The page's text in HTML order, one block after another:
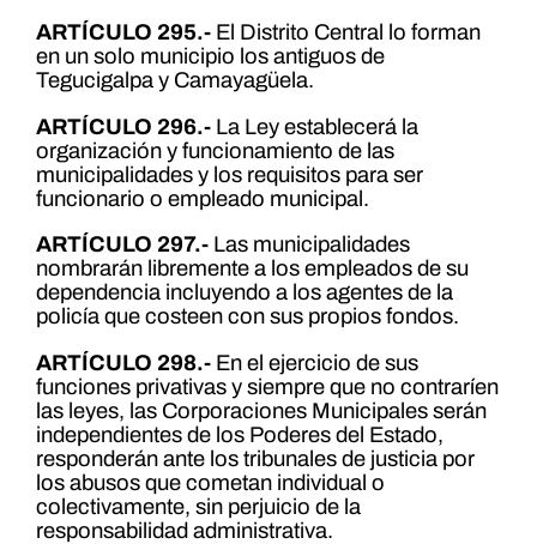
ARTÍCULO 295.-El Distrito Central lo forman
en un solo municipio los antiguos de
Tegucigalpa y Camayagüela.
ARTÍCULO 296.-La Ley establecerá la
organización y funcionamiento de las
municipalidades y los requisitos para ser
funcionario o empleado municipal.
ARTÍCULO 297.-Las municipalidades
nombrarán libremente a los empleados de su
dependencia incluyendo a los agentes de la
policía que costeen con sus propios fondos.
ARTÍCULO 298.-En el ejercicio de sus
funciones privativas y siempre que no contraríen
las leyes, las Corporaciones Municipales serán
independientes de los Poderes del Estado,
responderán ante los tribunales de justicia por
los abusos que cometan individual o
colectivamente, sin perjuicio de la
responsabilidad administrativa.